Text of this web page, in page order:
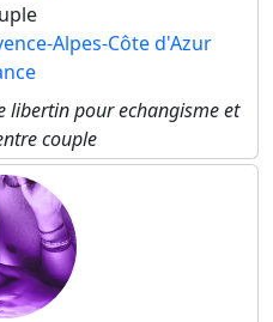
Alpes-Côte d'Azur
libertin pour echangisme et
couple